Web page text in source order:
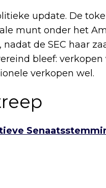
update. De
munt onder het
de SEC haar
bleef:
verkopen wel.